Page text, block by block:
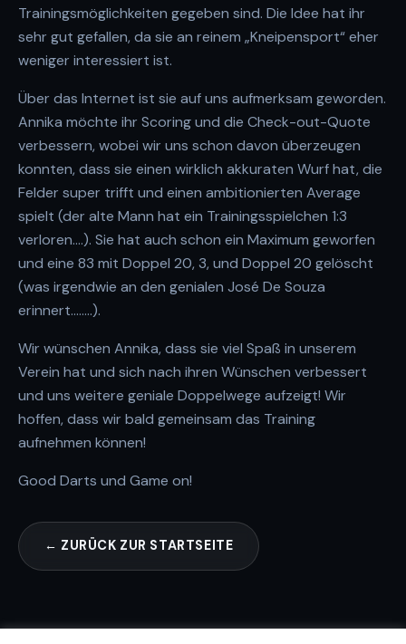
Trainingsmöglichkeiten gegeben sind. Die Idee hat ihr
sehr gut gefallen, da sie an reinem „Kneipensport“ eher
weniger interessiert ist.
Über das Internet ist sie auf uns aufmerksam geworden.
Annika möchte ihr Scoring und die Check-out-Quote
verbessern, wobei wir uns schon davon überzeugen
konnten, dass sie einen wirklich akkuraten Wurf hat, die
Felder super trifft und einen ambitionierten Average
spielt (der alte Mann hat ein Trainingsspielchen 1:3
verloren….). Sie hat auch schon ein Maximum geworfen
und eine 83 mit Doppel 20, 3, und Doppel 20 gelöscht
(was irgendwie an den genialen José De Souza
erinnert……..).
Wir wünschen Annika, dass sie viel Spaß in unserem
Verein hat und sich nach ihren Wünschen verbessert
und uns weitere geniale Doppelwege aufzeigt! Wir
hoffen, dass wir bald gemeinsam das Training
aufnehmen können!
Good Darts und Game on!
← ZURÜCK ZUR STARTSEITE